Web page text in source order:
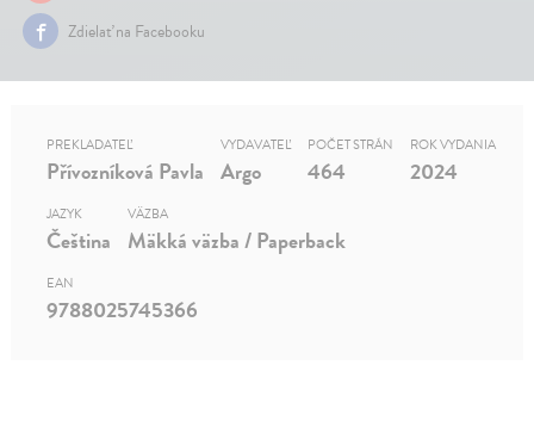
Zdielať na Facebooku
PREKLADATEĽ
Přívozníková Pavla
VYDAVATEĽ
Argo
POČET STRÁN
464
ROK VYDANIA
2024
JAZYK
Čeština
VÄZBA
Mäkká väzba / Paperback
EAN
9788025745366